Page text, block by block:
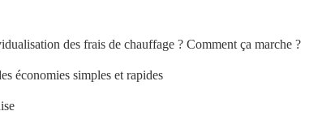
des frais de chauffage ? Comment ça marche ?
économies simples et rapides